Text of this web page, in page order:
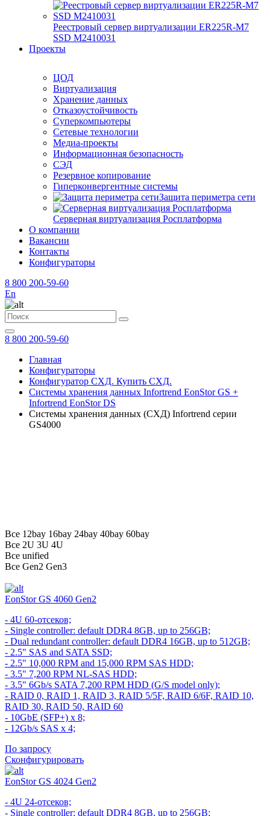
Реестровый сервер виртуализации ER225R-M7
SSD М2410031
Проекты
ЦОД
Виртуализация
Хранение данных
Отказоустойчивость
Суперкомпьютеры
Сетевые технологии
Медиа-проекты
Информационная безопасность
СЭД
Резервное копирование
Гиперконвергентные системы
Защита периметра сети
Серверная виртуализация Росплатформа
О компании
Вакансии
Контакты
Конфигураторы
8 800 200-59-60
En
8 800 200-59-60
Главная
Конфигураторы
Конфигуратор СХД. Купить СХД.
Системы хранения данных Infortrend EonStor GS +
Infortrend EonStor DS
Системы хранения данных (СХД) Infortrend серии
GS4000
Все 12bay 16bay 24bay 40bay 60bay
Все 2U 3U 4U
Все unified
Все Gen2 Gen3
EonStor GS 4060 Gen2
- 4U 60-отсеков;
- Single controller: default DDR4 8GB, up to 256GB;
- Dual redundant controller: default DDR4 16GB, up to 512GB;
- 2.5" SAS and SATA SSD;
- 2.5" 10,000 RPM and 15,000 RPM SAS HDD;
- 3.5" 7,200 RPM NL-SAS HDD;
- 3.5" 6Gb/s SATA 7,200 RPM HDD (G/S model only);
- RAID 0, RAID 1, RAID 3, RAID 5/5F, RAID 6/6F, RAID 10,
RAID 30, RAID 50, RAID 60
- 10GbE (SFP+) x 8;
- 12Gb/s SAS x 4;
По запросу
Сконфигурировать
EonStor GS 4024 Gen2
- 4U 24-отсеков;
- Single controller: default DDR4 8GB, up to 256GB;